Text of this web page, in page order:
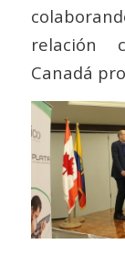
relación
Canadá